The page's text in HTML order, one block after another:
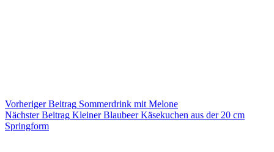
VorherigerBeitrag Sommerdrink mit Melone
NächsterBeitrag Kleiner Blaubeer Käsekuchen aus der 20 cm
Springform